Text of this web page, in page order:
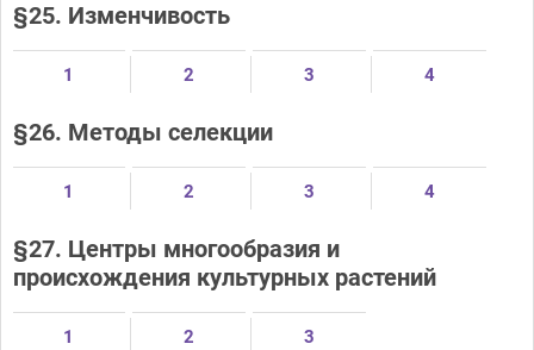
§25. Изменчивость
1 2 3 4
§26. Методы селекции
1 2 3 4
§27. Центры многообразия и
происхождения культурных растений
1 2 3